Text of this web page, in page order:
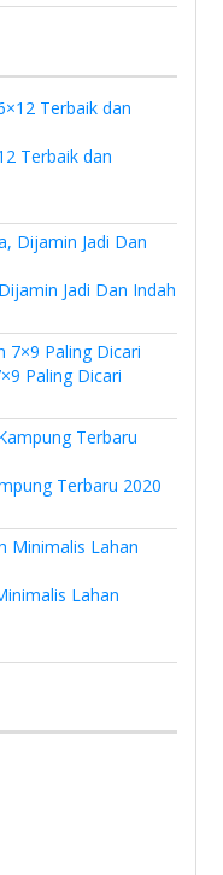
Terbaik dan
Jadi Dan Indah
Paling Dicari
Terbaru 2020
Lahan